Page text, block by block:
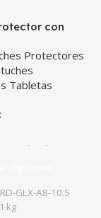
con
Galaxy
2021 – 2022
x205 Anti
soporte
Protectores
Tabletas
GLX-A8-10.5
1 kg